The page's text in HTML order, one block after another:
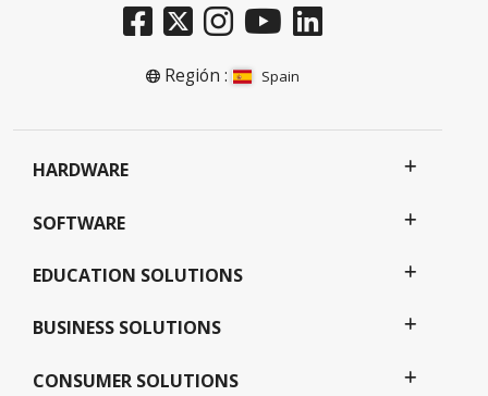
Región : Spain
HARDWARE
SOFTWARE
EDUCATION SOLUTIONS
BUSINESS SOLUTIONS
CONSUMER SOLUTIONS